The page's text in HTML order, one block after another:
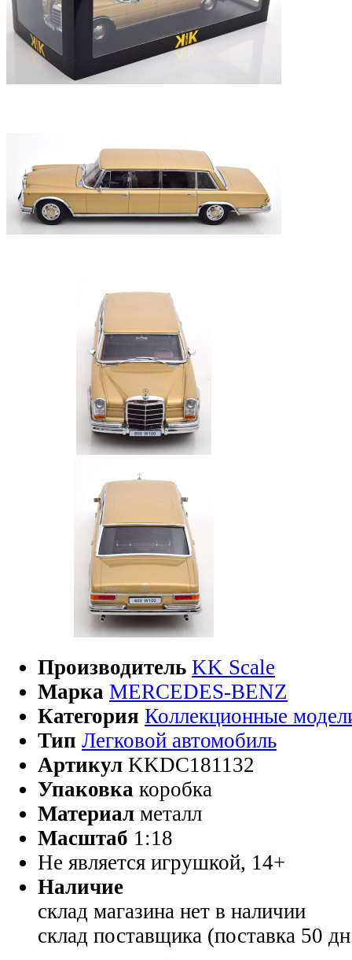
Производитель KK Scale
Марка MERCEDES-BENZ
Категория Коллекционные
Тип Легковой автомобиль
Артикул KKDC181132
Упаковка коробка
Материал металл
Масштаб 1:18
Не является игрушкой, 14+
Наличие
склад магазина нет в наличии
склад поставщика (поставка 50